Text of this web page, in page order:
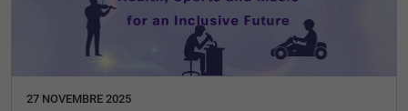
27 NOVEMBRE 2025